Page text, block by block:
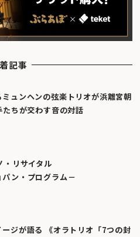
記事
ュンヘンの弦楽トリオが浜離宮朝
たちが交わす音の対話
・リサイタル
パン・プログラム－
ージが語る 《オラトリオ「7つの封